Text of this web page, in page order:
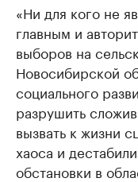
«Ни для кого не
главным и
выборов на
Новосибирской
социального
разрушить
вызвать к жизни
хаоса и
обстановки в